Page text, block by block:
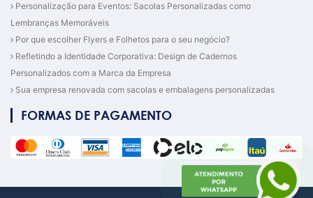
Personalização para Eventos: Sacolas Personalizadas como
Lembranças Memoráveis
Por que escolher Flyers e Folhetos para o seu negócio?
Refletindo a Identidade Corporativa: Design de Cadernos
Personalizados com a Marca da Empresa
Sua empresa renovada com sacolas e embalagens personalizadas
FORMAS DE PAGAMENTO